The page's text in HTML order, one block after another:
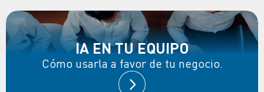
IA EN TU EQUIPO
Cómo usarla a favor de tu negocio.